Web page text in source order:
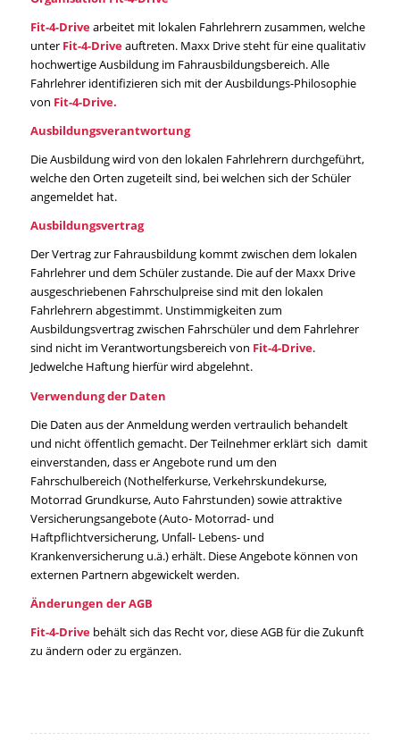
Fit-4-Drivearbeitet mit lokalen Fahrlehrern zusammen, welche
unter Fit-4-Driveauftreten. Maxx Drive steht für eine qualitativ
hochwertige Ausbildung im Fahrausbildungsbereich. Alle
Fahrlehrer identifizieren sich mit der Ausbildungs-Philosophie
von Fit-4-Drive.
Ausbildungsverantwortung
Die Ausbildung wird von den lokalen Fahrlehrern durchgeführt,
welche den Orten zugeteilt sind, bei welchen sich der Schüler
angemeldet hat.
Ausbildungsvertrag
Der Vertrag zur Fahrausbildung kommt zwischen dem lokalen
Fahrlehrer und dem Schüler zustande. Die auf der Maxx Drive
ausgeschriebenen Fahrschulpreise sind mit den lokalen
Fahrlehrern abgestimmt. Unstimmigkeiten zum
Ausbildungsvertrag zwischen Fahrschüler und dem Fahrlehrer
sind nicht im Verantwortungsbereich von Fit-4-Drive.
Jedwelche Haftung hierfür wird abgelehnt.
Verwendung der Daten
Die Daten aus der Anmeldung werden vertraulich behandelt
und nicht öffentlich gemacht. Der Teilnehmer erklärt sich damit
einverstanden, dass er Angebote rund um den
Fahrschulbereich (Nothelferkurse, Verkehrskundekurse,
Motorrad Grundkurse, Auto Fahrstunden) sowie attraktive
Versicherungsangebote (Auto- Motorrad- und
Haftpflichtversicherung, Unfall- Lebens- und
Krankenversicherung u.ä.) erhält. Diese Angebote können von
externen Partnern abgewickelt werden.
Änderungen der AGB
Fit-4-Drivebehält sich das Recht vor, diese AGB für die Zukunft
zu ändern oder zu ergänzen.